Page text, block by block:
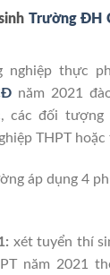
Trường ĐH
nghiệp thực
năm 2021
các đối tượng
THPT
áp dụng 4
xét tuyển thí
năm 2021